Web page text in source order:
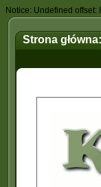
Notice: Undefined
Strona główna: